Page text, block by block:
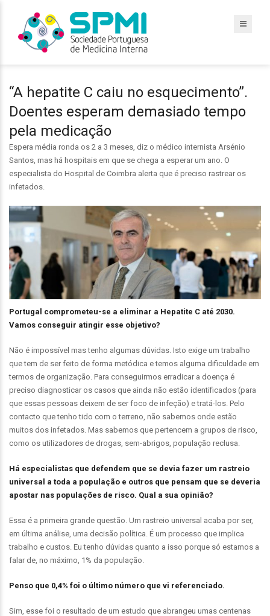
“A hepatite C caiu no esquecimento”.
Doentes esperam demasiado tempo
pela medicação
Espera média ronda os 2 a 3 meses, diz o médico internista Arsénio
Santos, mas há hospitais em que se chega a esperar um ano. O
especialista do Hospital de Coimbra alerta que é preciso rastrear os
infetados.
Portugal comprometeu-se a eliminar a Hepatite C até 2030.
Vamos conseguir atingir esse objetivo?
Não é impossível mas tenho algumas dúvidas. Isto exige um trabalho
que tem de ser feito de forma metódica e temos alguma dificuldade em
termos de organização. Para conseguirmos erradicar a doença é
preciso diagnosticar os casos que ainda não estão identificados (para
que essas pessoas deixem de ser foco de infeção) e tratá-los. Pelo
contacto que tenho tido com o terreno, não sabemos onde estão
muitos dos infetados. Mas sabemos que pertencem a grupos de risco,
como os utilizadores de drogas, sem-abrigos, população reclusa.
Há especialistas que defendem que se devia fazer um rastreio
universal a toda a população e outros que pensam que se deveria
apostar nas populações de risco. Qual a sua opinião?
Essa é a primeira grande questão. Um rastreio universal acaba por ser,
em última análise, uma decisão política. É um processo que implica
trabalho e custos. Eu tenho dúvidas quanto a isso porque só estamos a
falar de, no máximo, 1% da população.
Penso que 0,4% foi o último número que vi referenciado.
Sim, esse foi o resultado de um estudo que abrangeu umas centenas